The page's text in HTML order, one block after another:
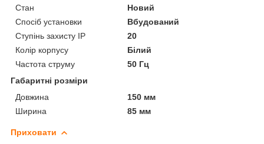
Стан
Новий
Спосіб установки
Вбудований
Ступінь захисту IP
20
Колір корпусу
Білий
Частота струму
50 Гц
Габаритні розміри
Довжина
150 мм
Ширина
85 мм
Приховати